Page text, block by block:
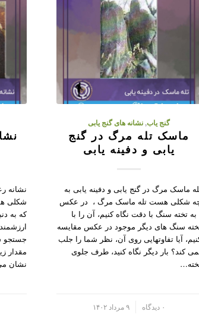
گنج یاب,نشانه های گنج یابی
ماسک تله مرگ در گنج
یابی و دفینه یابی
ماسک مرگ در گنج یابی و دفینه یابی به
شکلی هست تله ماسک مرگ ، در عکس
به تخته سنگ با دقت نگاه کنیم، آن را با
سنگ های دیگر موجود در عکس مقایسه
آیا تفاوتهایی روی آن، نظر شما را جلب
کند؟ بار دیگر نگاه کنید، طرف جلوی
۰ دیدگاه ۹ مرداد ۱۴۰۲
نشانه
شکلی
که به
جستجو
نشان